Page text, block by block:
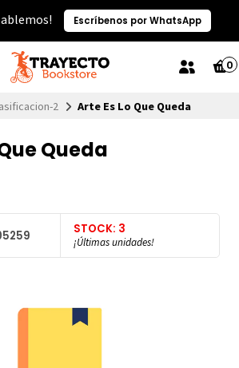
Escríbenos por WhatsApp
0
2 Arte Es Lo Que Queda
Queda
STOCK: 3
¡Últimas unidades!